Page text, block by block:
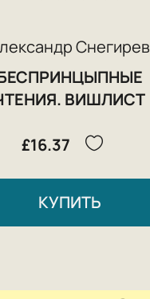
Снегирев
ВИШЛИСТ
£16.37
КУПИТЬ